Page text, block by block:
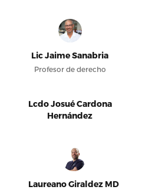
Lic Jaime Sanabria
Profesor de derecho
Lcdo Josué Cardona
Hernández
Laureano Giraldez MD